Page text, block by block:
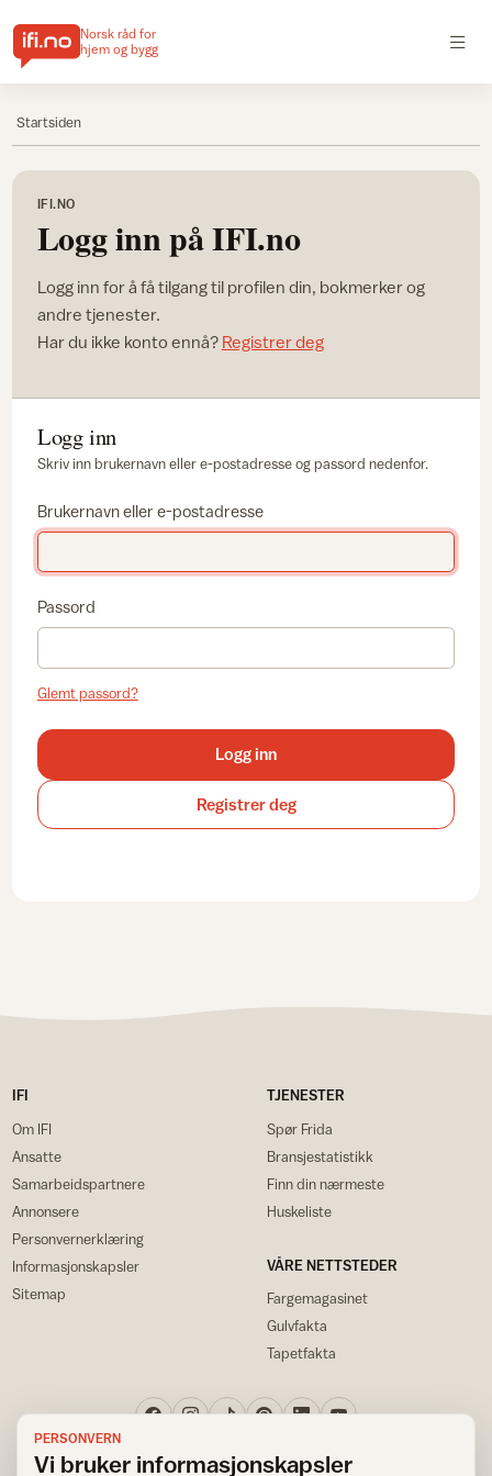
Norsk råd for
hjem og bygg
Startsiden
IFI.NO
Logg inn på IFI.no
Logg inn for å få tilgang til profilen din, bokmerker og
andre tjenester.
Har du ikke konto ennå? Registrer deg
Logg inn
Skriv inn brukernavn eller e-postadresse og passord nedenfor.
Brukernavn eller e-postadresse
Passord
Glemt passord?
Logg inn
Registrer deg
IFI
Om IFI
Ansatte
Samarbeidspartnere
Annonsere
Personvernerklæring
Informasjonskapsler
Sitemap
TJENESTER
Spør Frida
Bransjestatistikk
Finn din nærmeste
Huskeliste
VÅRE NETTSTEDER
Fargemagasinet
Gulvfakta
Tapetfakta
PERSONVERN
Vi bruker informasjonskapsler